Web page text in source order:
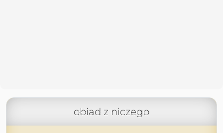
obiad z niczego